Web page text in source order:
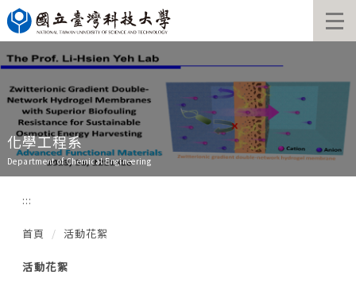
跳
到
主
要
內
容
區
化學工程系
Department of Chemical Engineering
:::
首頁 活動花絮
活動花絮